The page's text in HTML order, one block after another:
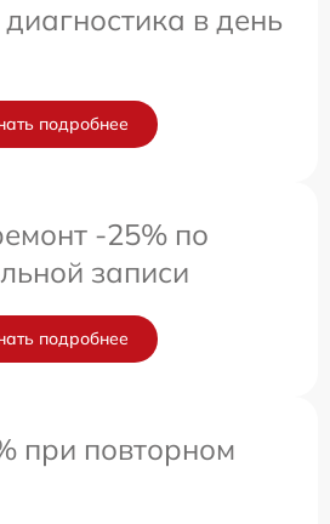
в день
подробнее
-25% по
записи
подробнее
при повторном